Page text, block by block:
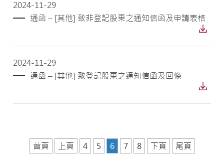
2024-11-29
通函 – [其他] 致非登記股東之通知信函及申請表格
2024-11-29
通函 – [其他] 致登記股東之通知信函及回條
首頁 上頁 4 5 6 7 8 下頁 尾頁